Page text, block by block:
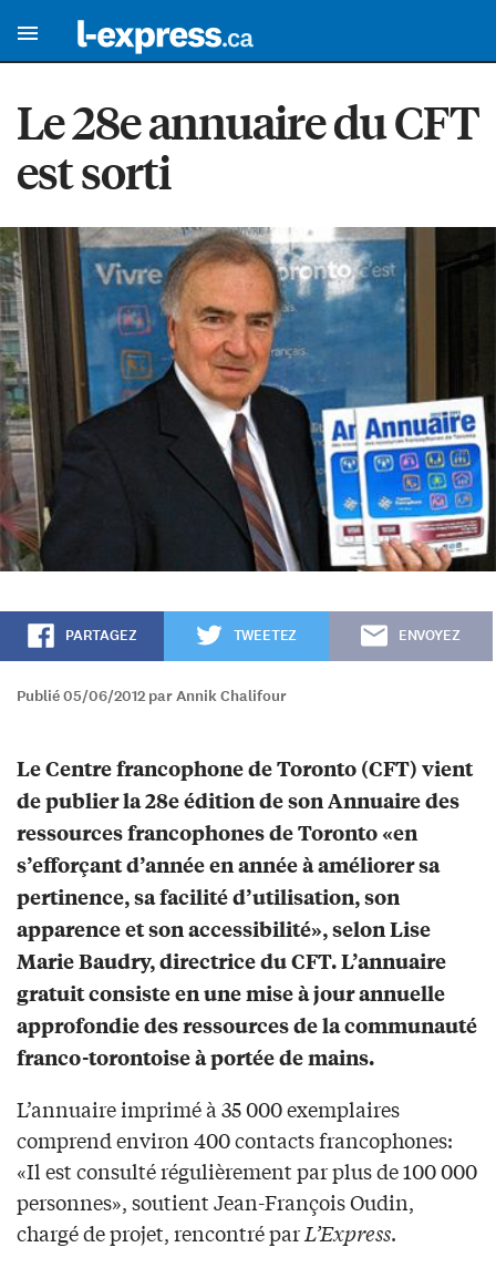
Le 28e annuaire du CFT
est sorti
PARTAGEZ TWEETEZ ENVOYEZ
Publié 05/06/2012 par Annik Chalifour
Le Centre francophone de Toronto (CFT) vient
de publier la 28e édition de son Annuaire des
ressources francophones de Toronto «en
s’efforçant d’année en année à améliorer sa
pertinence, sa facilité d’utilisation, son
apparence et son accessibilité», selon Lise
Marie Baudry, directrice du CFT. L’annuaire
gratuit consiste en une mise à jour annuelle
approfondie des ressources de la communauté
franco-torontoise à portée de mains.
L’annuaire imprimé à 35 000 exemplaires
comprend environ 400 contacts francophones:
«Il est consulté régulièrement par plus de 100 000
personnes», soutient Jean-François Oudin,
chargé de projet, rencontré parL’Express.